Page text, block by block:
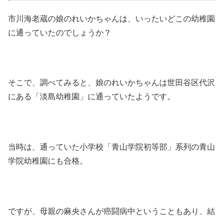
市川海老蔵の娘のれいかちゃんは、いったいどこの幼稚園
に通っていたのでしょうか？
そこで、調べてみると、娘のれいかちゃんは世田谷区代沢
にある「淡島幼稚園」に通っていたようです。
当時は、通っていた小学校「青山学院初等部」系列の青山
学院幼稚園にも合格。
ですが、母親の麻央さんが癌闘病中ということもあり、結